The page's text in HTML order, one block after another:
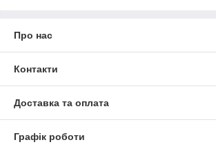
Про нас
Контакти
Доставка та оплата
Графік роботи